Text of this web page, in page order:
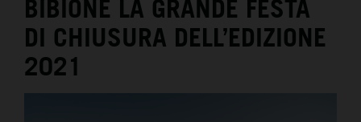
BIBIONE LA GRANDE FESTA
DI CHIUSURA DELL’EDIZIONE
2021